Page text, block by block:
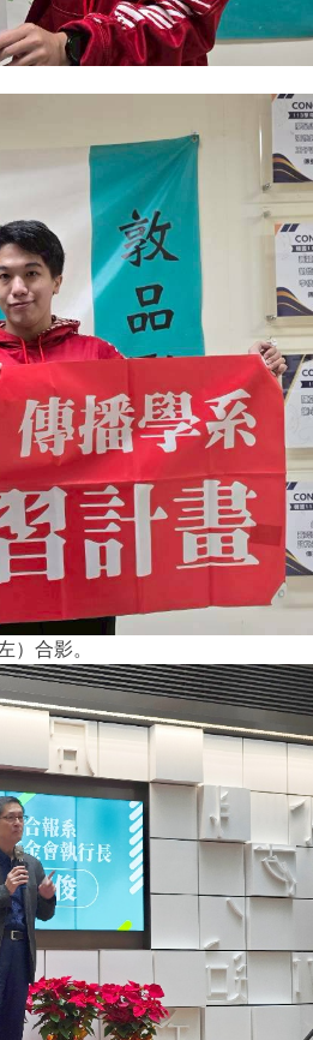
）合影。